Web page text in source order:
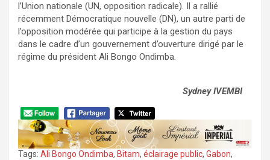
l’Union nationale (UN, opposition radicale). Il a rallié
récemment Démocratique nouvelle (DN), un autre parti de
l’opposition modérée qui participe à la gestion du pays
dans le cadre d’un gouvernement d’ouverture dirigé par le
régime du président Ali Bongo Ondimba.
Sydney IVEMBI
Tags: Ali Bongo Ondimba, Bitam, éclairage public, Gabon,